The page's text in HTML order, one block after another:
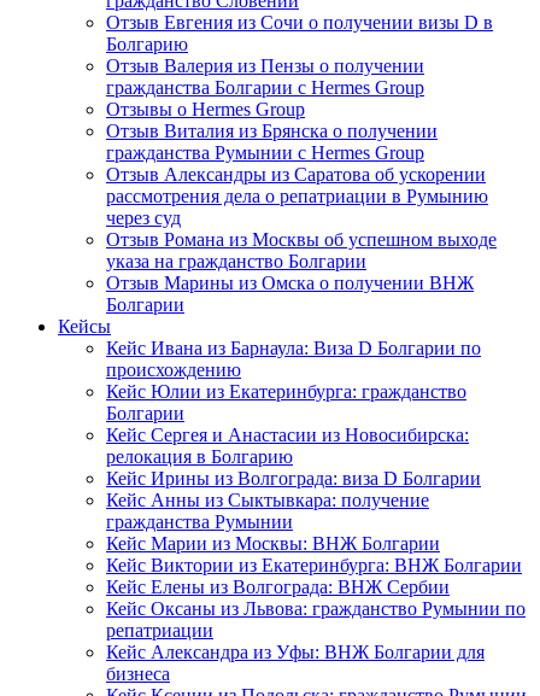
Отзыв Евгения из Сочи о получении визы D в
Болгарию
Отзыв Валерия из Пензы о получении
гражданства Болгарии с Hermes Group
Отзывы о Hermes Group
Отзыв Виталия из Брянска о получении
гражданства Румынии с Hermes Group
Отзыв Александры из Саратова об ускорении
рассмотрения дела о репатриации в Румынию
через суд
Отзыв Романа из Москвы об успешном выходе
указа на гражданство Болгарии
Отзыв Марины из Омска о получении ВНЖ
Болгарии
Кейсы
Кейс Ивана из Барнаула: Виза D Болгарии по
происхождению
Кейс Юлии из Екатеринбурга: гражданство
Болгарии
Кейс Сергея и Анастасии из Новосибирска:
релокация в Болгарию
Кейс Ирины из Волгограда: виза D Болгарии
Кейс Анны из Сыктывкара: получение
гражданства Румынии
Кейс Марии из Москвы: ВНЖ Болгарии
Кейс Виктории из Екатеринбурга: ВНЖ Болгарии
Кейс Елены из Волгограда: ВНЖ Сербии
Кейс Оксаны из Львова: гражданство Румынии по
репатриации
Кейс Александра из Уфы: ВНЖ Болгарии для
бизнеса